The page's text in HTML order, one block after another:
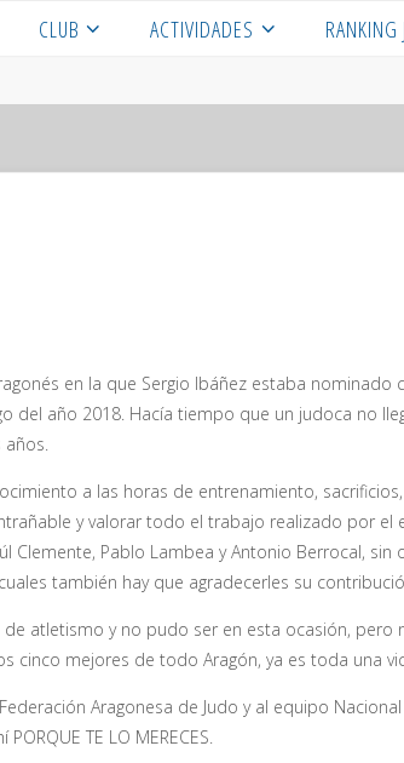
CLUB ACTIVIDADES RANKING
en la que Sergio Ibáñez estaba
año 2018. Hacía tiempo que un judoca no
a las horas de entrenamiento,
y valorar todo el trabajo realizado por el
Clemente, Pablo Lambea y Antonio Berrocal,
también hay que agradecerles su
atletismo y no pudo ser en esta ocasión,
cinco mejores de todo Aragón, ya es toda una
Aragonesa de Judo y al equipo
TE LO MERECES.